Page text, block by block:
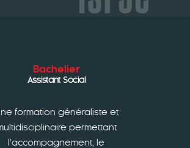
Bachelier
Assistant Social
formation généraliste et
permettant
l’accompagnement, le